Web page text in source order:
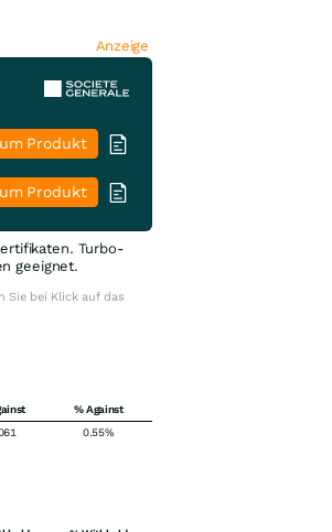
Anzeige
Produkt
Produkt
Turbo-
geeignet.
Sie bei Klick auf das
% Against
0.55%